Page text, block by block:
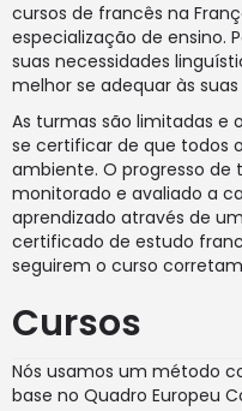
cursos de francês na
especialização de ensino.
suas necessidades
melhor se adequar às
As turmas são limitadas e
se certificar de que todos
ambiente. O progresso
monitorado e avaliado a
aprendizado através de
certificado de estudo
seguirem o curso
Cursos
Nós usamos um método
base no Quadro Europeu